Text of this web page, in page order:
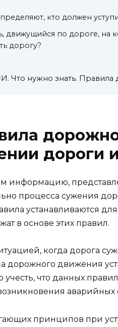
кто должен
движущийся по дороге, на
дорогу?
нужно знать. Правила
дороги
информацию,
процесса сужения
устанавливаются
в основе этих правил.
когда дорога
дорожного движения
что данных
аварийных
принципов при